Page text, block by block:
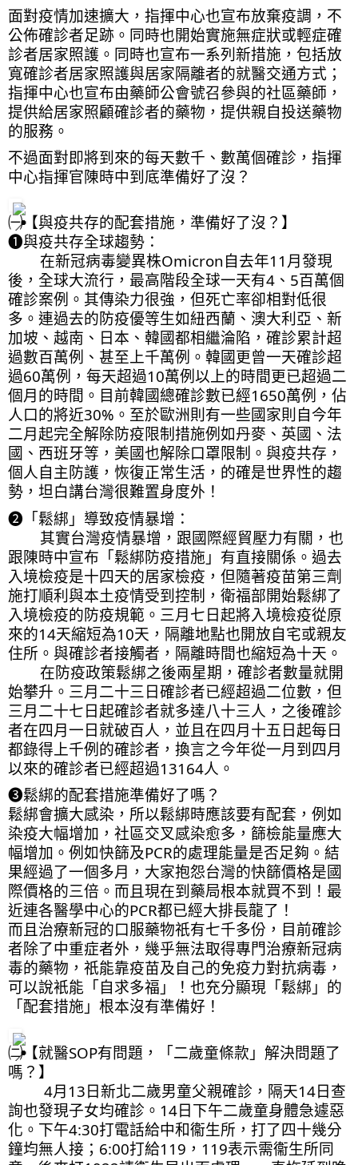
面對疫情加速擴大，指揮中心也宣布放棄疫調，不
公佈確診者足跡。同時也開始實施無症狀或輕症確
診者居家照護。同時也宣布一系列新措施，包括放
寬確診者居家照護與居家隔離者的就醫交通方式；
指揮中心也宣布由藥師公會號召參與的社區藥師，
提供給居家照顧確診者的藥物，提供親自投送藥物
的服務。
不過面對即將到來的每天數千、數萬個確診，指揮
中心指揮官陳時中到底準備好了沒？
㈠【與疫共存的配套措施，準備好了沒？】
❶與疫共存全球趨勢：
後，全球大流行，最高階段全球一天有4、5百萬個
確診案例。其傳染力很強，但死亡率卻相對低很
多。連過去的防疫優等生如紐西蘭、澳大利亞、新
加坡、越南、日本、韓國都相繼淪陷，確診累計超
過數百萬例、甚至上千萬例。韓國更曾一天確診超
過60萬例，每天超過10萬例以上的時間更已超過二
個月的時間。目前韓國總確診數已經1650萬例，佔
人口的將近30%。至於歐洲則有一些國家則自今年
二月起完全解除防疫限制措施例如丹麥、英國、法
國、西班牙等，美國也解除口罩限制。與疫共存，
個人自主防護，恢復正常生活，的確是世界性的趨
勢，坦白講台灣很難置身度外！
❷「鬆綁」導致疫情暴增：
跟陳時中宣布「鬆綁防疫措施」有直接關係。過去
入境檢疫是十四天的居家檢疫，但隨著疫苗第三劑
施打順利與本土疫情受到控制，衛福部開始鬆綁了
入境檢疫的防疫規範。三月七日起將入境檢疫從原
來的14天縮短為10天，隔離地點也開放自宅或親友
住所。與確診者接觸者，隔離時間也縮短為十天。
始攀升。三月二十三日確診者已經超過二位數，但
三月二十七日起確診者就多達八十三人，之後確診
者在四月一日就破百人，並且在四月十五日起每日
都錄得上千例的確診者，換言之今年從一月到四月
以來的確診者已經超過13164人。
❸鬆綁的配套措施準備好了嗎？
鬆綁會擴大感染，所以鬆綁時應該要有配套，例如
染疫大幅增加，社區交叉感染愈多，篩檢能量應大
幅增加。例如快篩及PCR的處理能量是否足夠。結
果經過了一個多月，大家抱怨台灣的快篩價格是國
際價格的三倍。而且現在到藥局根本就買不到！最
近連各醫學中心的PCR都已經大排長龍了！
而且治療新冠的口服藥物祇有七千多份，目前確診
者除了中重症者外，幾乎無法取得專門治療新冠病
毒的藥物，祇能靠疫苗及自己的免疫力對抗病毒，
可以說衹能「自求多福」！也充分顯現「鬆綁」的
「配套措施」根本沒有準備好！
㈡【就醫SOP有問題，「二歲童條款」解決問題了
嗎？】
詢也發現子女均確診。14日下午二歲童身體急遽惡
化。下午4:30打電話給中和衞生所，打了四十幾分
鐘均無人接；6:00打給119，119表示需衞生所同